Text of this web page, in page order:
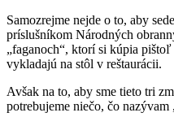
Samozrejme nejde o to, aby
príslušníkom Národných
„faganoch“, ktorí si kúpia
vykladajú na stôl v reštaurácii.
Avšak na to, aby sme tieto tri
potrebujeme niečo, čo nazývam